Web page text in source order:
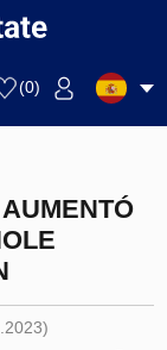
(0)